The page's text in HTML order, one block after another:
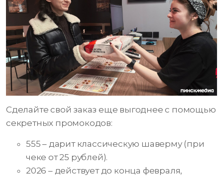
Сделайте свой заказ еще выгоднее с помощью
секретных промокодов:
555 – дарит классическую шаверму (при
чеке от 25 рублей).
2026 – действует до конца февраля,